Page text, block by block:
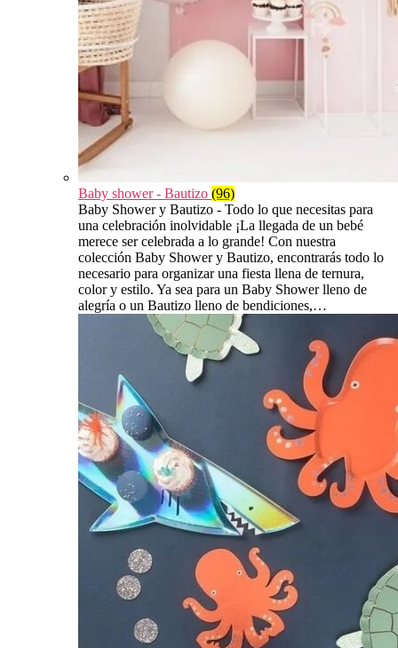
Baby shower - Bautizo (96)
Baby Shower y Bautizo - Todo lo que necesitas para
una celebración inolvidable ¡La llegada de un bebé
merece ser celebrada a lo grande! Con nuestra
colección Baby Shower y Bautizo, encontrarás todo lo
necesario para organizar una fiesta llena de ternura,
color y estilo. Ya sea para un Baby Shower lleno de
alegría o un Bautizo lleno de bendiciones,…